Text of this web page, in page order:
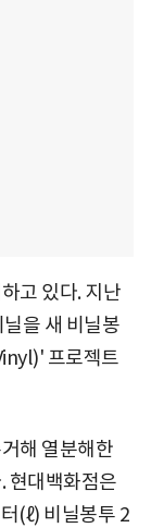
고 있다. 지난
을 새 비닐봉
프로젝트
해 열분해한
현대백화점은
(ℓ) 비닐봉투 2